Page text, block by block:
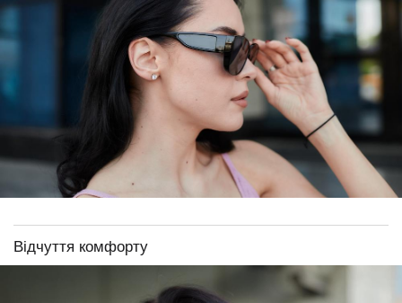
Відчуття комфорту